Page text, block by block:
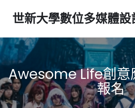
世新大學數位多媒體設
Awesome Life創意
報名